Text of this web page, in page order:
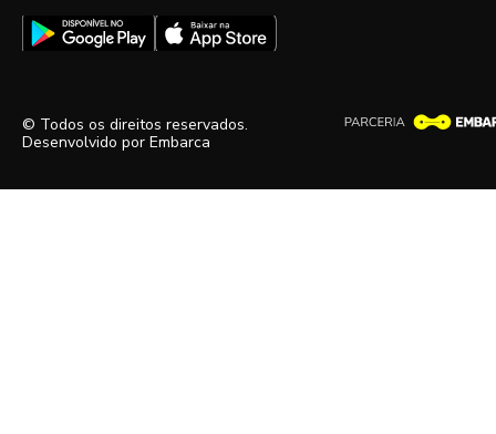
© Todos os direitos reservados.
Desenvolvido por Embarca